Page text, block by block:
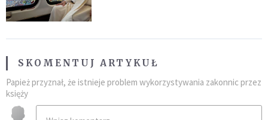
SKOMENTUJ ARTYKUŁ
Papież przyznał, że istnieje problem wykorzystywania zakonnic przez
księży